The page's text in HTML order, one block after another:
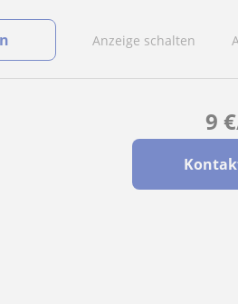
Anzeige schalten
9 €